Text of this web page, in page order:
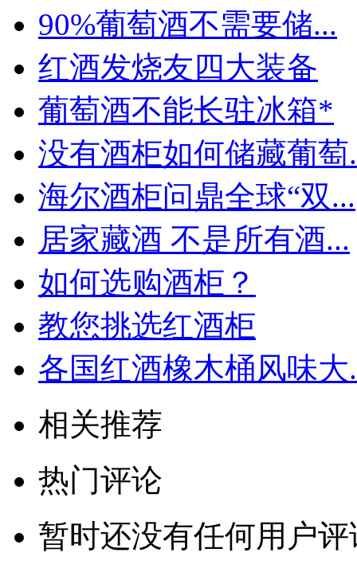
90%葡萄酒不需要储...
红酒发烧友四大装备
葡萄酒不能长驻冰箱*
没有酒柜如何储藏葡萄
海尔酒柜问鼎全球“双...
居家藏酒 不是所有酒...
如何选购酒柜？
教您挑选红酒柜
各国红酒橡木桶风味大
相关推荐
热门评论
暂时还没有任何用户评